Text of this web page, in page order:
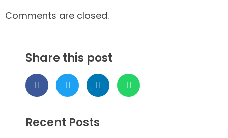
Comments are closed.
Share this post
Recent Posts